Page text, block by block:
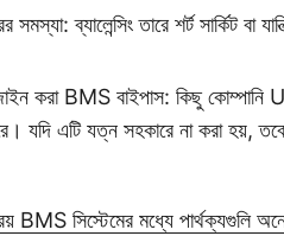
সমস্যা: ব্যালেন্সিং তারে শর্ট সার্কিট
করা BMS বাইপাস: কিছু কোম্পানি
যদি এটি যত্ন সহকারে না করা হয়, তবে
BMS সিস্টেমের মধ্যে পার্থক্যগুলি